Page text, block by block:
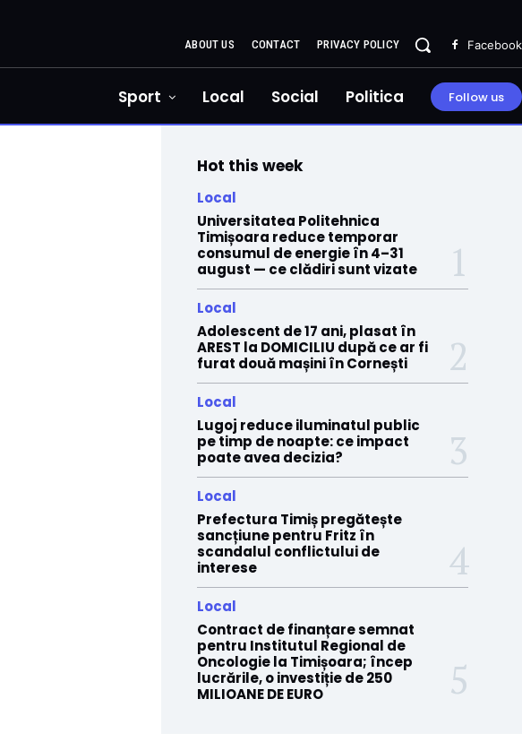
ABOUT US CONTACT PRIVACY POLICY Facebook
Sport Local Social Politica Follow us
Hot this week
Local
Universitatea Politehnica
Timișoara reduce temporar
consumul de energie în 4–31
august — ce clădiri sunt vizate
Local
Adolescent de 17 ani, plasat în
AREST la DOMICILIU după ce ar fi
furat două mașini în Cornești
Local
Lugoj reduce iluminatul public
pe timp de noapte: ce impact
poate avea decizia?
Local
Prefectura Timiș pregătește
sancțiune pentru Fritz în
scandalul conflictului de
interese
Local
Contract de finanțare semnat
pentru Institutul Regional de
Oncologie la Timișoara; încep
lucrările, o investiție de 250
MILIOANE DE EURO